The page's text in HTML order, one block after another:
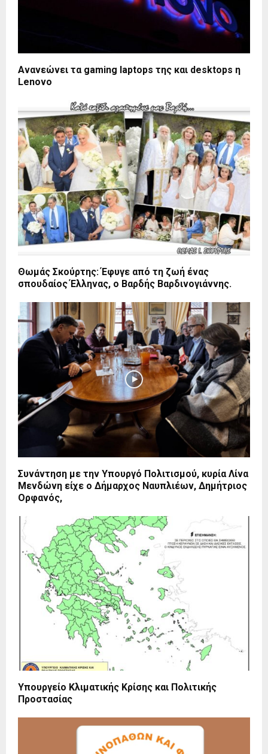
Ανανεώνει τα gaming laptops της και desktops η
Lenovo
Θωμάς Σκούρτης: Έφυγε από τη ζωή ένας
σπουδαίος Έλληνας, ο Βαρδής Βαρδινογιάννης.
Συνάντηση με την Υπουργό Πολιτισμού, κυρία Λίνα
Μενδώνη είχε ο Δήμαρχος Ναυπλιέων, Δημήτριος
Ορφανός,
Υπουργείο Κλιματικής Κρίσης και Πολιτικής
Προστασίας